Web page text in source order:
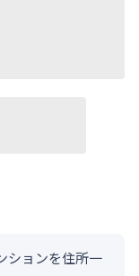
ションを住所一